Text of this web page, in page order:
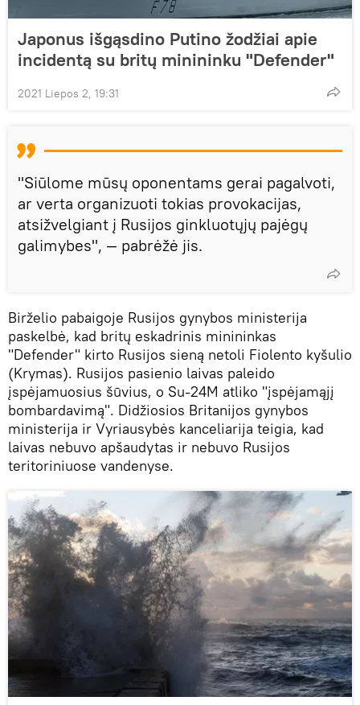
Japonus išgąsdino Putino žodžiai apie
incidentą su britų minininku "Defender"
2021 Liepos 2, 19:31
"Siūlome mūsų oponentams gerai pagalvoti,
ar verta organizuoti tokias provokacijas,
atsižvelgiant į Rusijos ginkluotųjų pajėgų
galimybes", — pabrėžė jis.
Birželio pabaigoje Rusijos gynybos ministerija
paskelbė, kad britų eskadrinis minininkas
"Defender" kirto Rusijos sieną netoli Fiolento kyšulio
(Krymas). Rusijos pasienio laivas paleido
įspėjamuosius šūvius, o Su-24M atliko "įspėjamąjį
bombardavimą". Didžiosios Britanijos gynybos
ministerija ir Vyriausybės kanceliarija teigia, kad
laivas nebuvo apšaudytas ir nebuvo Rusijos
teritoriniuose vandenyse.